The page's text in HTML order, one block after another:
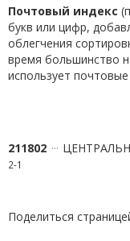
Почтовый индекс
букв или цифр,
облегчения
время большинство
использует
211802
2-1
Поделиться